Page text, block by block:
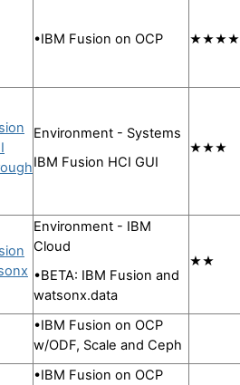
•IBM Fusion on OCP ★★★★
Environment - Systems
IBM Fusion HCI GUI
★★★
Environment - IBM
Cloud
•BETA: IBM Fusion and
watsonx.data
★★
•IBM Fusion on OCP
w/ODF, Scale and Ceph
•IBM Fusion on OCP